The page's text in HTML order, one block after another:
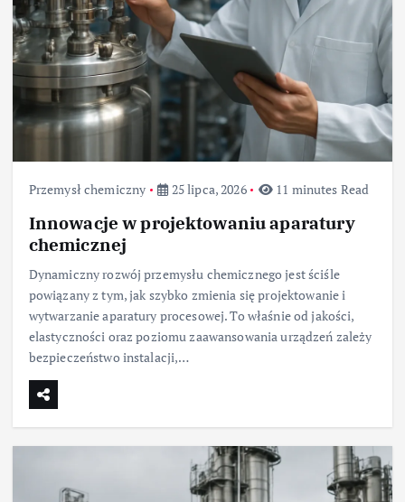
Przemysł chemiczny 25 lipca, 2026 11 minutes Read
Innowacje w projektowaniu aparatury
chemicznej
Dynamiczny rozwój przemysłu chemicznego jest ściśle
powiązany z tym, jak szybko zmienia się projektowanie i
wytwarzanie aparatury procesowej. To właśnie od jakości,
elastyczności oraz poziomu zaawansowania urządzeń zależy
bezpieczeństwo instalacji,…